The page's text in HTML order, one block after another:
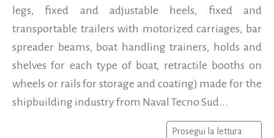
legs, fixed and adjustable heels, fixed and
transportable trailers with motorized carriages, bar
spreader beams, boat handling trainers, holds and
shelves for each type of boat, retractile booths on
wheels or rails for storage and coating) made for the
shipbuilding industry from Naval Tecno Sud...
Prosegui la lettura